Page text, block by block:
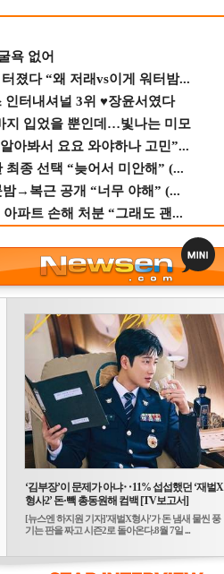
욕 없어
졌다 “왜 저래vs이게 워터밤...
인터내셔널 3위 ♥장윤서였다
지 입었을 뿐인데…빛나는 미모
아봐서 요요 와야하나 고민”...
종 선택 “늦어서 미안해” (...
→복근 공개 “너무 야해” (...
파트 손해 처분 “그래도 괜...
‘김부장’이 문제가 아냐‥11% 섭섭했던 ‘재벌X
형사2’ 돈·빽 총동원해 컴백 [TV보고서]
[뉴스엔 하지원 기자]'재벌X형사'가 돈 냄새 물씬 풍
기는 판을 짜고 시즌2로 돌아온다.8월 7일 ...